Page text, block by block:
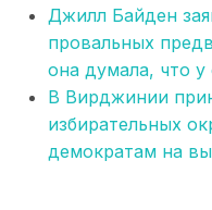
Джилл Байден
провальных
она думала, что у
В Вирджинии
избирательных
демократам на